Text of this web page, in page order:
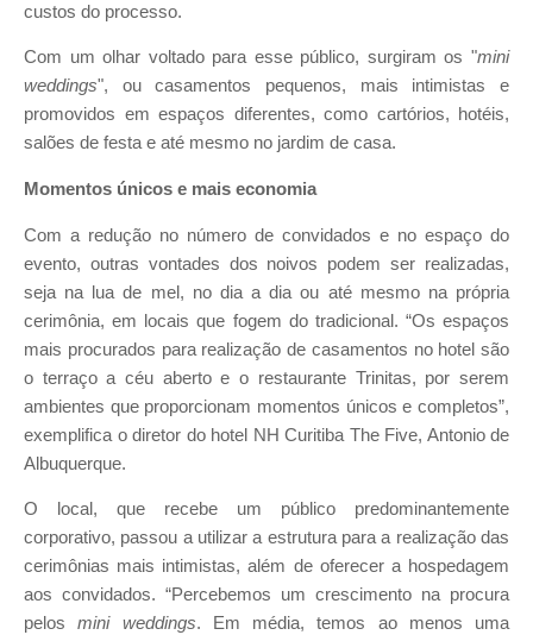
custos do processo.
Com um olhar voltado para esse público, surgiram os "mini
weddings", ou casamentos pequenos, mais intimistas e
promovidos em espaços diferentes, como cartórios, hotéis,
salões de festa e até mesmo no jardim de casa.
Momentos únicos e mais economia
Com a redução no número de convidados e no espaço do
evento, outras vontades dos noivos podem ser realizadas,
seja na lua de mel, no dia a dia ou até mesmo na própria
cerimônia, em locais que fogem do tradicional. “Os espaços
mais procurados para realização de casamentos no hotel são
o terraço a céu aberto e o restaurante Trinitas, por serem
ambientes que proporcionam momentos únicos e completos”,
exemplifica o diretor do hotel NH Curitiba The Five, Antonio de
Albuquerque.
O local, que recebe um público predominantemente
corporativo, passou a utilizar a estrutura para a realização das
cerimônias mais intimistas, além de oferecer a hospedagem
aos convidados. “Percebemos um crescimento na procura
pelosmini weddings. Em média, temos ao menos uma